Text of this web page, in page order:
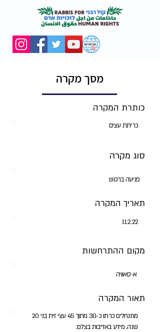
מסך מקרה
כותרת המקרה
כריתת עצים
סוג מקרה
פגיעה ברכוש
תאריך המקרה
11.2.22
מקום ההתרחשות
א-סאוויה
תאור המקרה
מתנחלים כרתו כ-30 מתוך 45 עצי זית בני 20
שנה. מידע באדיבות בצלם: